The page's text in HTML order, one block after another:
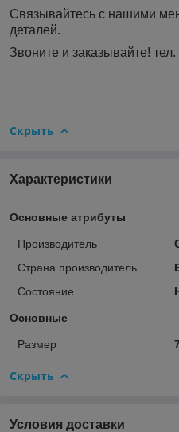
Связывайтесь с нашими
деталей.
Звоните и заказывайте!
Скрыть
Характеристики
Основные атрибуты
Производитель
Страна производитель
Состояние
Основные
Размер
Скрыть
Условия доставки